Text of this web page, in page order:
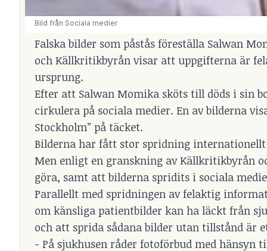
Bild från Sociala medier
Falska bilder som påstås föreställa Salwan
och Källkritikbyrån visar att uppgifterna är
ursprung.
Efter att Salwan Momika sköts till döds i sin
cirkulera på sociala medier. En av bilderna
Stockholm” på täcket.
Bilderna har fått stor spridning internationellt
Men enligt en granskning av Källkritikbyrån
göra, samt att bilderna spridits i sociala
Parallellt med spridningen av felaktig
om känsliga patientbilder kan ha läckt från
och att sprida sådana bilder utan tillstånd är
- På sjukhusen råder fotoförbud med hänsyn